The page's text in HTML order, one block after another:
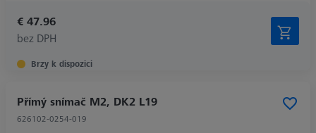
€ 47.96
bez DPH
Brzy k dispozici
Přímý snímač M2, DK2 L19
626102-0254-019